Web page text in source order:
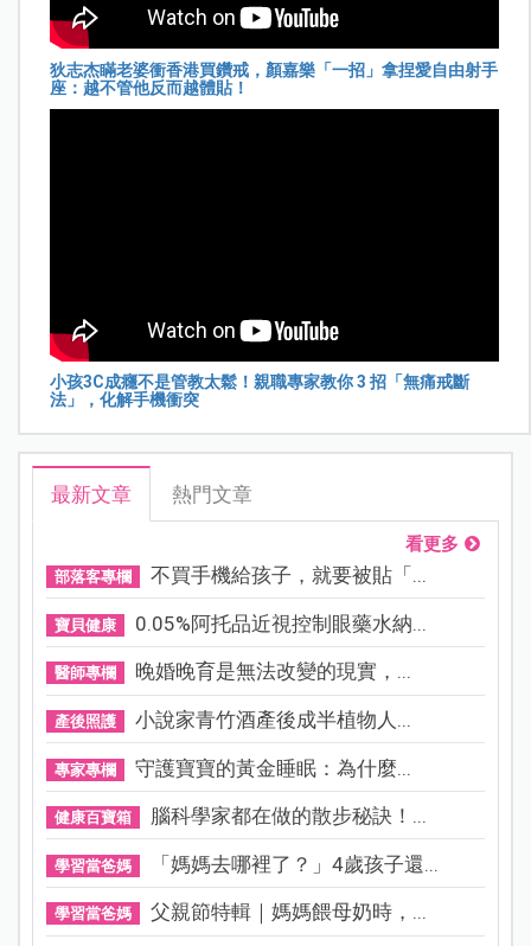
狄志杰瞞老婆衝香港買鑽戒，顏嘉樂「一招」拿捏愛自由射手
座：越不管他反而越體貼！
小孩3C成癮不是管教太鬆！親職專家教你 3 招「無痛戒斷
法」，化解手機衝突
最新文章 熱門文章
看更多
部落客專欄 不買手機給孩子，就要被貼「...
寶貝健康 0.05%阿托品近視控制眼藥水納...
醫師專欄 晚婚晚育是無法改變的現實，...
產後照護 小說家青竹酒產後成半植物人...
專家專欄 守護寶寶的黃金睡眠：為什麼...
健康百寶箱 腦科學家都在做的散步秘訣！...
學習當爸媽 「媽媽去哪裡了？」4歲孩子還...
學習當爸媽 父親節特輯｜媽媽餵母奶時，...